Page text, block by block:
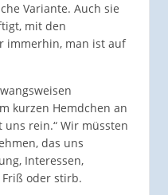
Variante. Auch sie
mit den
immerhin, man ist auf
kurzen Hemdchen an
uns rein.“ Wir müssten
das uns
Interessen,
Friß oder stirb.